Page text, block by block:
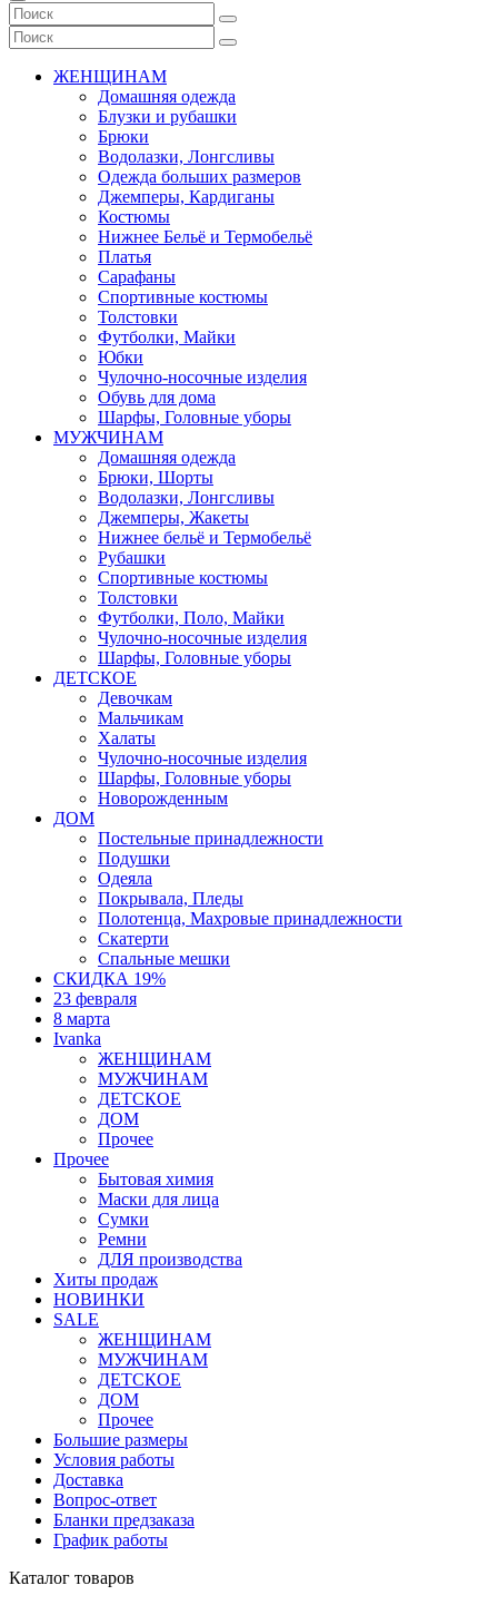
ЖЕНЩИНАМ
Домашняя одежда
Блузки и рубашки
Брюки
Водолазки, Лонгсливы
Одежда больших размеров
Джемперы, Кардиганы
Костюмы
Нижнее Бельё и Термобельё
Платья
Сарафаны
Спортивные костюмы
Толстовки
Футболки, Майки
Юбки
Чулочно-носочные изделия
Обувь для дома
Шарфы, Головные уборы
МУЖЧИНАМ
Домашняя одежда
Брюки, Шорты
Водолазки, Лонгсливы
Джемперы, Жакеты
Нижнее бельё и Термобельё
Рубашки
Спортивные костюмы
Толстовки
Футболки, Поло, Майки
Чулочно-носочные изделия
Шарфы, Головные уборы
ДЕТСКОЕ
Девочкам
Мальчикам
Халаты
Чулочно-носочные изделия
Шарфы, Головные уборы
Новорожденным
ДОМ
Постельные принадлежности
Подушки
Одеяла
Покрывала, Пледы
Полотенца, Махровые принадлежности
Скатерти
Спальные мешки
СКИДКА 19%
23 февраля
8 марта
Ivanka
ЖЕНЩИНАМ
МУЖЧИНАМ
ДЕТСКОЕ
ДОМ
Прочее
Прочее
Бытовая химия
Маски для лица
Сумки
Ремни
ДЛЯ производства
Хиты продаж
НОВИНКИ
SALE
ЖЕНЩИНАМ
МУЖЧИНАМ
ДЕТСКОЕ
ДОМ
Прочее
Большие размеры
Условия работы
Доставка
Вопрос-ответ
Бланки предзаказа
График работы
Каталог товаров